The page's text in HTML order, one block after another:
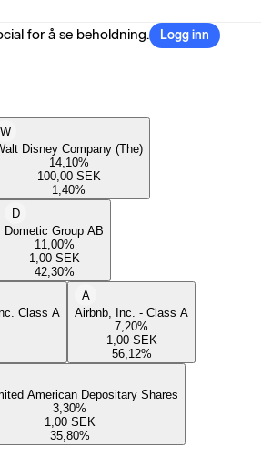
for å se beholdning. Logg inn
W
Disney Company (The)
14,10%
100,00 SEK
1,40%
D
Dometic Group AB
11,00%
1,00 SEK
42,30%
Class A
A
Airbnb, Inc. - Class A
7,20%
1,00 SEK
56,12%
American Depositary Shares
3,30%
1,00 SEK
35,80%